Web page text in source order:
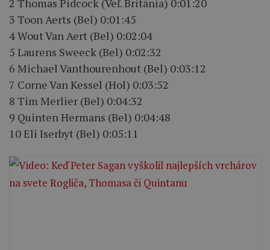
3 Toon Aerts (Bel) 0:01:45
4 Wout Van Aert (Bel) 0:02:04
5 Laurens Sweeck (Bel) 0:02:32
6 Michael Vanthourenhout (Bel) 0:03:12
7 Corne Van Kessel (Hol) 0:03:52
8 Tim Merlier (Bel) 0:04:32
9 Quinten Hermans (Bel) 0:04:48
10 Eli Iserbyt (Bel) 0:05:11